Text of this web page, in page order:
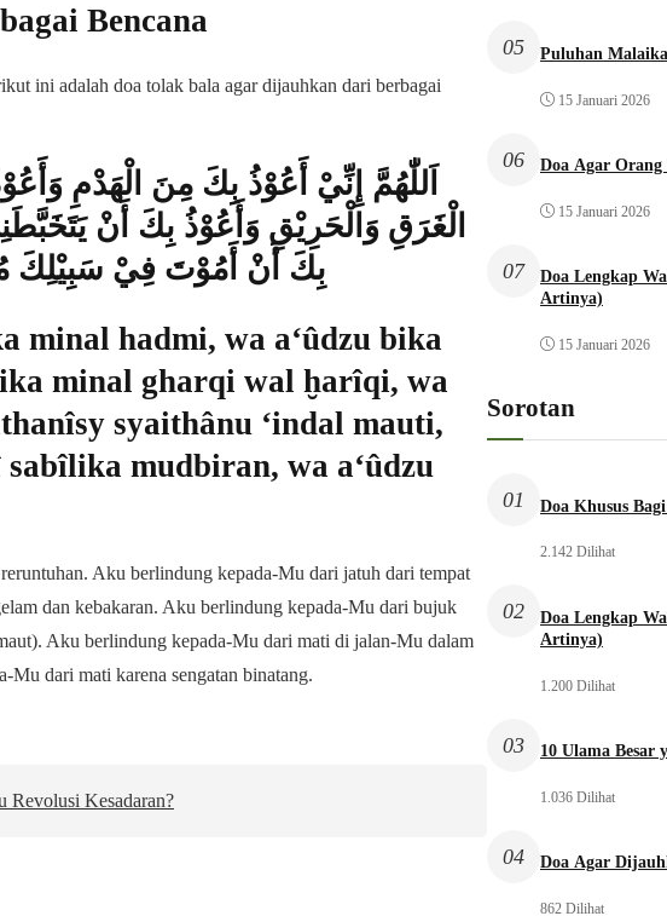
Bencana
ini adalah doa tolak bala agar dijauhkan dari berbagai
اَللّٰهُمَّ إِنِّيْ أَعُوْذُ بِكَ مِنَ الْهَدْمِ
الْغَرَقِ وَالْحَرِيْقِ وَأَعُوْذُ بِكَ أَنْ
بِكَ أَنْ أَمُوْتَ فِيْ سَبِيْلِكَ
minal hadmi, wa a‘ûdzu bika
minal gharqi wal ḫarîqi, wa
syaithânu ‘indal mauti,
mudbiran, wa a‘ûdzu
Aku berlindung kepada-Mu dari jatuh dari tempat
dan kebakaran. Aku berlindung kepada-Mu dari bujuk
Aku berlindung kepada-Mu dari mati di jalan-Mu dalam
dari mati karena sengatan binatang.
Revolusi Kesadaran?
05 Puluhan
15 Januari 2026
06 Doa Agar
15 Januari 2026
07
Doa Lengkap
Artinya)
15 Januari 2026
Sorotan
01 Doa Khusus
2.142 Dilihat
02
Doa Lengkap
Artinya)
1.200 Dilihat
03 10 Ulama
1.036 Dilihat
04 Doa Agar
862 Dilihat